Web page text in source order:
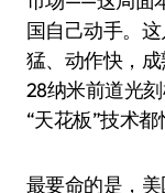
国自己动手。
猛、动作快，
28纳米前道光
“天花板”技术都
最要命的是，